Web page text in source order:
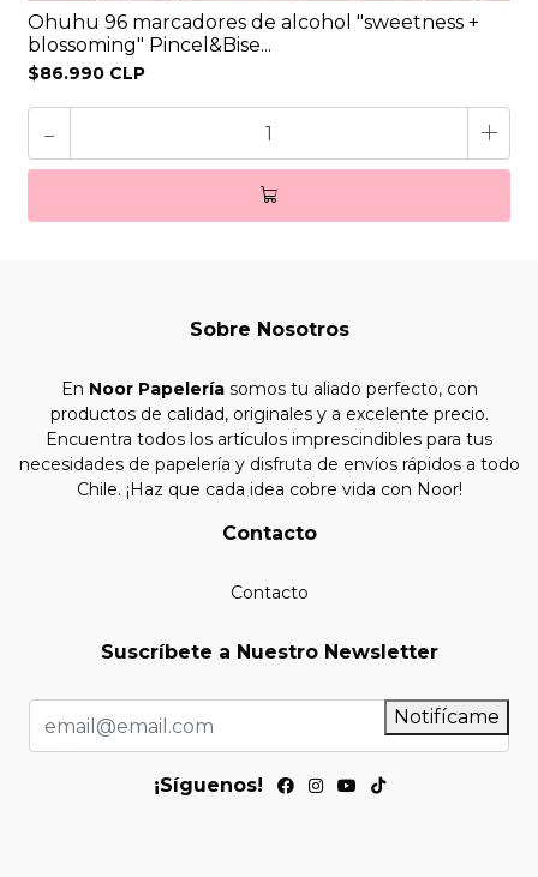
Ohuhu 96 marcadores de alcohol "sweetness +
blossoming" Pincel&Bise...
$86.990 CLP
- +
Sobre Nosotros
En Noor Papeleríasomos tu aliado perfecto, con
productos de calidad, originales y a excelente precio.
Encuentra todos los artículos imprescindibles para tus
necesidades de papelería y disfruta de envíos rápidos a todo
Chile. ¡Haz que cada idea cobre vida con Noor!
Contacto
Contacto
Suscríbete a Nuestro Newsletter
Notifícame
¡Síguenos!